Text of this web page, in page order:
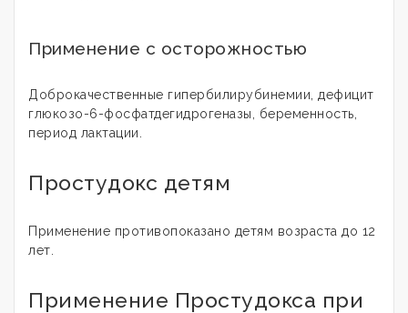
Применение с осторожностью
Доброкачественные гипербилирубинемии, дефицит
глюкозо-6-фосфатдегидрогеназы, беременность,
период лактации.
Простудокс детям
Применение противопоказано детям возраста до 12
лет.
Применение Простудокса при